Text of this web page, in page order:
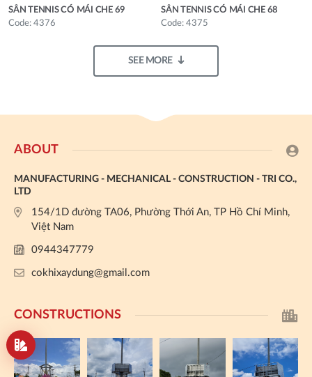
SÂN TENNIS CÓ MÁI CHE 69
Code: 4376
SÂN TENNIS CÓ MÁI CHE 68
Code: 4375
SEE MORE
ABOUT
MANUFACTURING - MECHANICAL - CONSTRUCTION - TRI CO.,
LTD
154/1D đường TA06, Phường Thới An, TP Hồ Chí Minh,
Việt Nam
0944347779
cokhixaydung@gmail.com
CONSTRUCTIONS